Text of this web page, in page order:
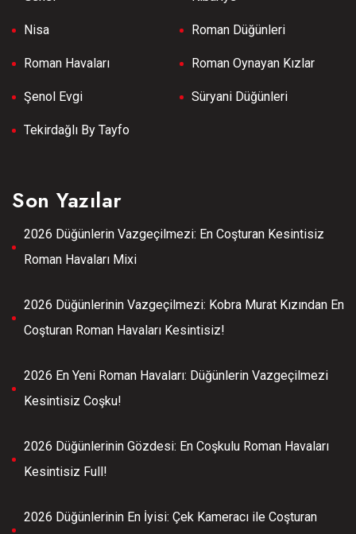
Nisa Roman Düğünleri
Roman Havaları Roman Oynayan Kızlar
Şenol Evgi Süryani Düğünleri
Tekirdağlı By Tayfo
Son Yazılar
2026 Düğünlerin Vazgeçilmezi: En Coşturan Kesintisiz
Roman Havaları Mixi
2026 Düğünlerinin Vazgeçilmezi: Kobra Murat Kızından En
Coşturan Roman Havaları Kesintisiz!
2026 En Yeni Roman Havaları: Düğünlerin Vazgeçilmezi
Kesintisiz Coşku!
2026 Düğünlerinin Gözdesi: En Coşkulu Roman Havaları
Kesintisiz Full!
2026 Düğünlerinin En İyisi: Çek Kameracı ile Coşturan